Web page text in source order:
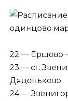
22 — Ершово
23 — ст.
Дяденьково
24 —